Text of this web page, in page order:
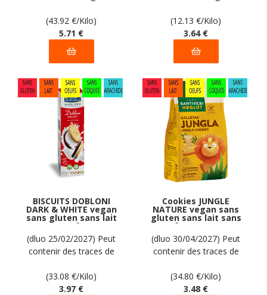
(43.92 €/Kilo)
5.71 €
(12.13 €/Kilo)
3.64 €
BISCUITS DOBLONI
DARK & WHITE vegan
sans gluten sans lait
sans oeufs sans
coque sans arachide
PIACERI
MEDITERRANEI : 120g
(dluo 25/02/2027) Peut
contenir des traces de
déclarées par le
fabricant
(33.08 €/Kilo)
3.97 €
Cookies JUNGLE
NATURE vegan sans
gluten sans lait sans
oeufs sans coque
sans arachide
Santiveri Noglut :
100g
(dluo 30/04/2027) Peut
contenir des traces de
déclarées par le
fabricant
(34.80 €/Kilo)
3.48 €